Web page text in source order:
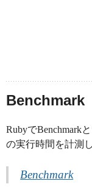
Benchmark
RubyでBenchmark
の実行時間を計測
Benchmark